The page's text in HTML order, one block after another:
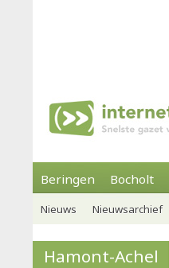
Beringen Bocholt
Nieuws Nieuwsarchief
Hamont-Achel